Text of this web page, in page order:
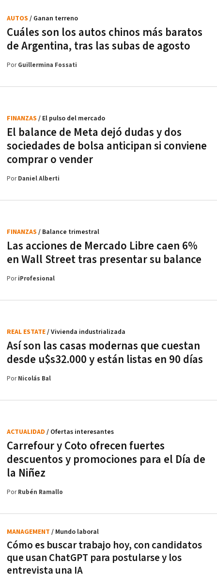
Cuáles son los autos chinos más baratos
de Argentina, tras las subas de agosto
AUTOS / Ganan terreno
PorGuillermina Fossati
El balance de Meta dejó dudas y dos
sociedades de bolsa anticipan si conviene
comprar o vender
FINANZAS / El pulso del mercado
PorDaniel Alberti
Las acciones de Mercado Libre caen 6%
en Wall Street tras presentar su balance
FINANZAS / Balance trimestral
PoriProfesional
Así son las casas modernas que cuestan
desde u$s32.000 y están listas en 90 días
REAL ESTATE/ Vivienda industrializada
PorNicolás Bal
Carrefour y Coto ofrecen fuertes
descuentos y promociones para el Día de
la Niñez
ACTUALIDAD / Ofertas interesantes
PorRubén Ramallo
Cómo es buscar trabajo hoy, con candidatos
que usan ChatGPT para postularse y los
entrevista una IA
MANAGEMENT / Mundo laboral